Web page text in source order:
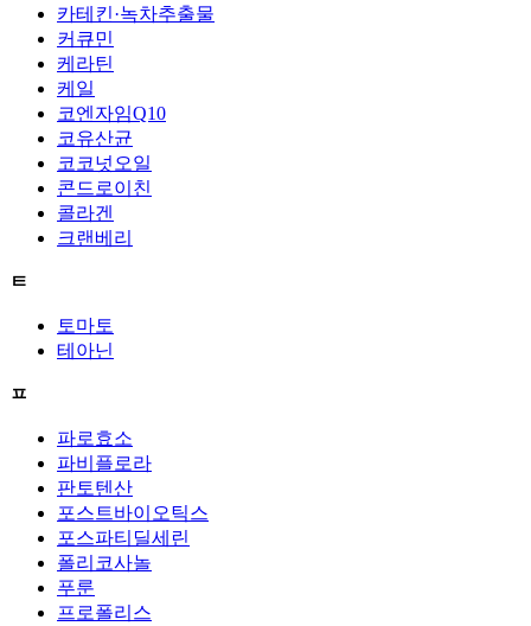
카테킨·녹차추출물
커큐민
케라틴
케일
코엔자임Q10
코유산균
코코넛오일
콘드로이친
콜라겐
크랜베리
ㅌ
토마토
테아닌
ㅍ
파로효소
파비플로라
판토텐산
포스트바이오틱스
포스파티딜세린
폴리코사놀
푸룬
프로폴리스